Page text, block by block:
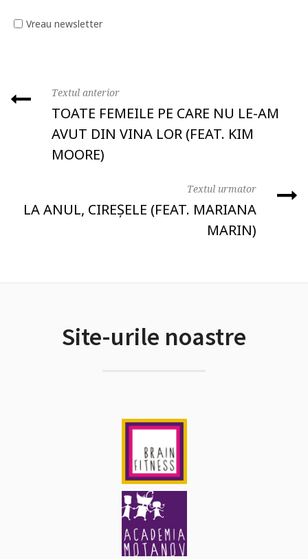
Vreau newsletter
Textul anterior
TOATE FEMEILE PE CARE NU LE-AM
AVUT DIN VINA LOR (FEAT. KIM
MOORE)
Textul urmator
LA ANUL, CIREȘELE (FEAT. MARIANA
MARIN)
Site-urile noastre